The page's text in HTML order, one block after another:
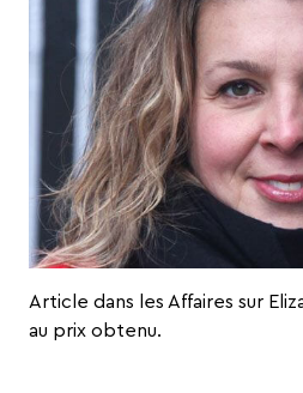
Article dans les Affaires sur
au prix obtenu.